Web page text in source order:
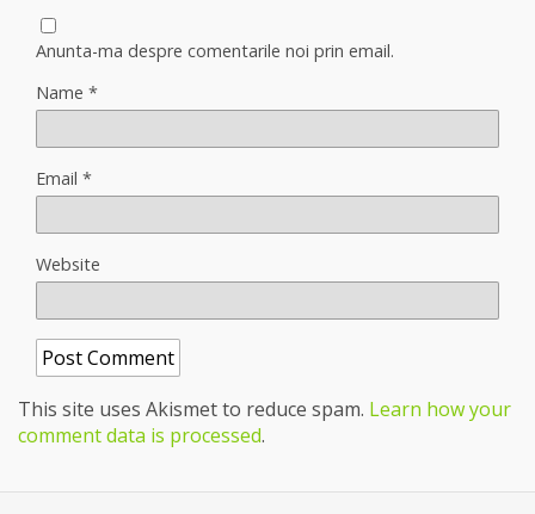
Anunta-ma despre comentarile noi prin email.
Name *
Email *
Website
This site uses Akismet to reduce spam. Learn how your
comment data is processed.